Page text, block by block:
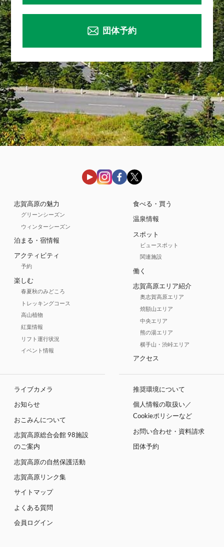
団体予約
志賀高原の魅力
グリーンシーズン
ウィンターシーズン
泊まる・宿情報
アクティビティ
予約
楽しむ
春夏秋のみどころ
トレッキングコース
高山植物
紅葉情報
リフト運行状況
イベント情報
食べる・買う
温泉情報
スポット
ビュースポット
関連施設
働く
志賀高原エリア紹介
奥志賀高原エリア
焼額山エリア
中央エリア
熊の湯エリア
横手山・渋峠エリア
アクセス
ライブカメラ
お知らせ
おこみんについて
志賀高原総合会館 98施設
のご案内
志賀高原の自然保護活動
志賀高原リンク集
サイトマップ
よくある質問
会員ログイン
推奨環境について
個人情報の取扱い／
Cookieポリシーなど
お問い合わせ・資料請求
団体予約